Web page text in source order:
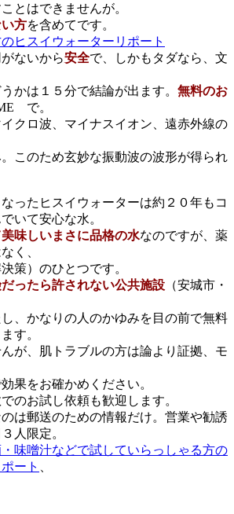
とはできませんが。
方を含めてです。
ヒスイウォーターリポート
ないから安全で、しかもタダなら、文
かは１５分で結論が出ます。 無料のお
で。
イクロ波、マイナスイオン、遠赤外線の
このため玄妙な振動波の波形が得られ
ったヒスイウォーターは約２０年もコ
いて安心な水。
味しいまさに品格の水なのですが、薬
く、
策）のひとつです。
ったら許されない公共施設 （安城市・
、かなりの人のかゆみを目の前で無料
す。
が、肌トラブルの方は論より証拠、モ
果をお確かめください。
のお試し依頼も歓迎します。
のは郵送のための情報だけ。営業や勧誘
人限定。
味噌汁などで試していらっしゃる方の
ート